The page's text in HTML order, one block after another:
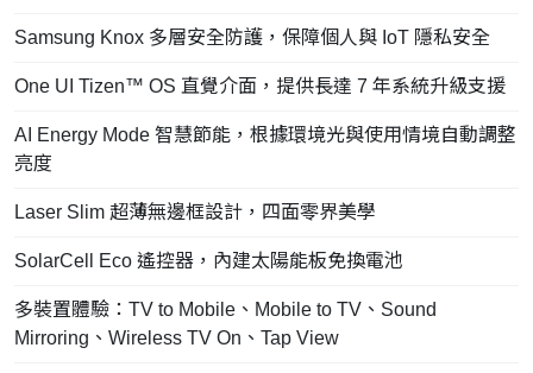
Samsung Knox 多層安全防護，保障個人與 IoT 隱私安全
One UI Tizen™ OS 直覺介面，提供長達 7 年系統升級支援
AI Energy Mode 智慧節能，根據環境光與使用情境自動調整
亮度
Laser Slim 超薄無邊框設計，四面零界美學
SolarCell Eco 遙控器，內建太陽能板免換電池
多裝置體驗：TV to Mobile、Mobile to TV、Sound
Mirroring、Wireless TV On、Tap View